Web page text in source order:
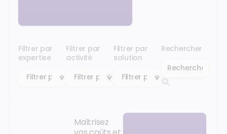
Filtrer par
expertise
Filtrer par
activité
Filtrer par
solution
Rechercher
Maîtrisez